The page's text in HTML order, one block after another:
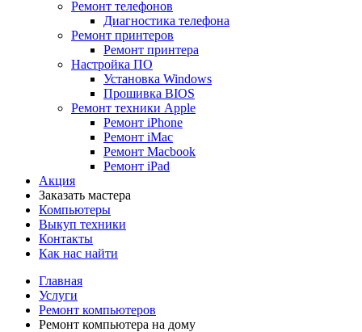
Ремонт телефонов
Диагностика телефона
Ремонт принтеров
Ремонт принтера
Настройка ПО
Установка Windows
Прошивка BIOS
Ремонт техники Apple
Ремонт iPhone
Ремонт iMac
Ремонт Macbook
Ремонт iPad
Акция
Заказать мастера
Компьютеры
Выкуп техники
Контакты
Как нас найти
Главная
Услуги
Ремонт компьютеров
Ремонт компьютера на дому